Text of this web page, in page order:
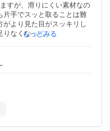
すが、滑りにくい素材なの
片手でスッと取ることは難
がより見た目がスッキリし
なくなって増やしてもデ
もっとみる